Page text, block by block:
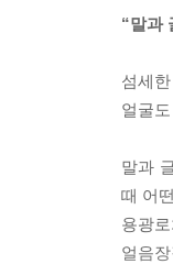
나이
부드
이름
하늘
계절
계절
몸이
까지
모르
---「
한 번
큰 차
여행
지닌
“말과
섬세
얼굴
말과
때 어
용광
얼음